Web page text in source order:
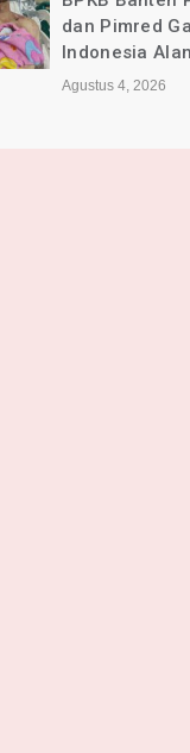
Warga
Bergembira
Agustus 4, 2026